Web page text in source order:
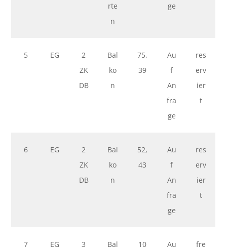
rte
n
ge
5 EG
2
ZK
DB
Bal
ko
n
75,
39
Au
f
An
fra
ge
res
erv
ier
t
6 EG
2
ZK
DB
Bal
ko
n
52,
43
Au
f
An
fra
ge
res
erv
ier
t
7 EG
3
Bal
10
Au
fre